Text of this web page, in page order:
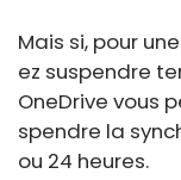
Mais si, pour
ez suspendre
OneDrive vous
spendre la
ou 24 heures.